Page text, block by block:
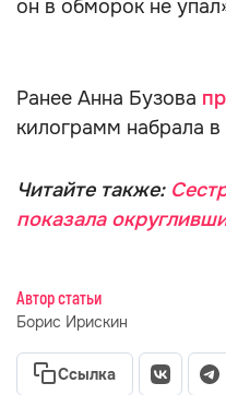
он в обморок не
Ранее Анна Бузова
килограмм набрала в
Читайте также:
показала
Автор статьи
Борис Ирискин
Ссылка